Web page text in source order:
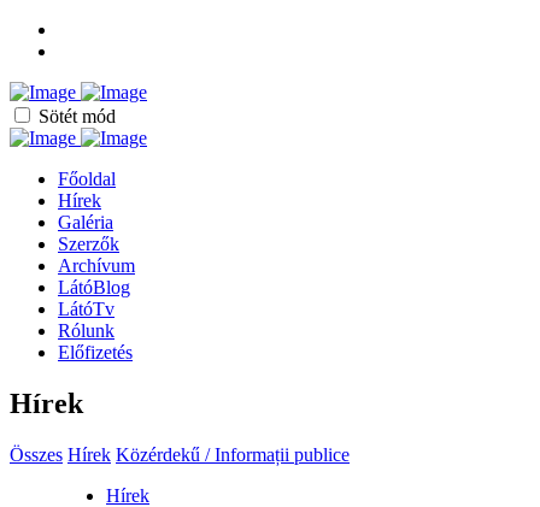
Sötét mód
Főoldal
Hírek
Galéria
Szerzők
Archívum
LátóBlog
LátóTv
Rólunk
Előfizetés
Hírek
Összes Hírek Közérdekű / Informații publice
Hírek